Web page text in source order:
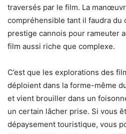
traversés par le film. La
compréhensible tant il faudra du
prestige cannois pour rameuter
film aussi riche que complexe.
C’est que les explorations des
déploient dans la forme-même
et vient brouiller dans un
un certain lâcher prise. Si vous
dépaysement touristique, vous